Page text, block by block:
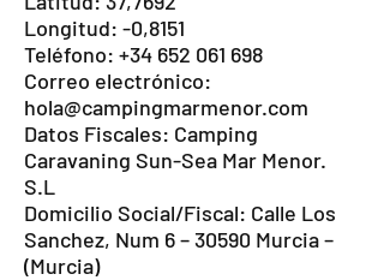
Longitud: -0,8151
Teléfono: +34 652 061 698
Correo electrónico:
hola@campingmarmenor.com
Datos Fiscales: Camping
Caravaning Sun-Sea Mar Menor.
S.L
Domicilio Social/Fiscal: Calle Los
Sanchez, Num 6 – 30590 Murcia –
(Murcia)